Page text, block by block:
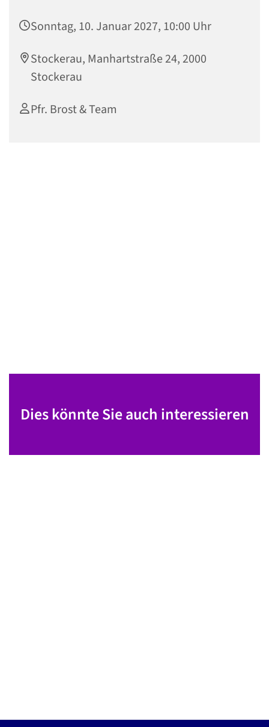
Sonntag, 10. Januar 2027, 10:00 Uhr
Stockerau, Manhartstraße 24, 2000
Stockerau
Pfr. Brost & Team
Dies könnte Sie auch interessieren